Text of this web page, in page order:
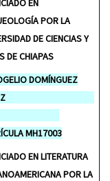
POR LA
DE CIENCIAS Y
DE CHIAPAS
DOMÍNGUEZ
MH17003
EN LITERATURA
POR LA